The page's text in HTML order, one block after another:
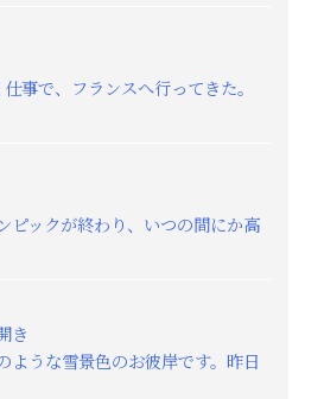
事で、フランスへ行ってきた。
ピックが終わり、いつの間にか高
き
ような雪景色のお彼岸です。昨日